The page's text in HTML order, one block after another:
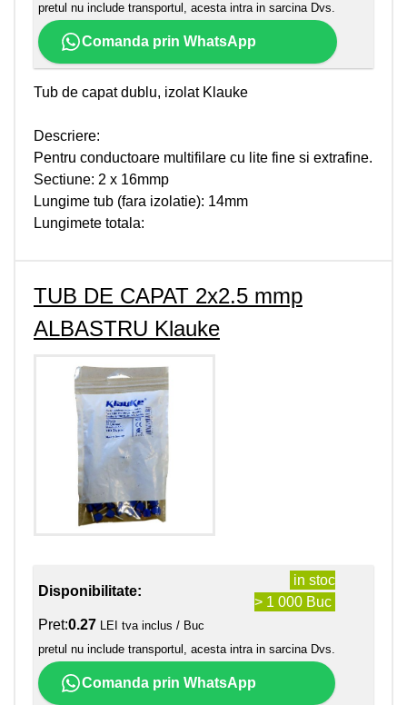
pretul nu include transportul, acesta intra in sarcina Dvs.
Comanda prin WhatsApp
Tub de capat dublu, izolat Klauke
Descriere:
Pentru conductoare multifilare cu lite fine si extrafine.
Sectiune: 2 x 16mmp
Lungime tub (fara izolatie): 14mm
Lungimete totala:
TUB DE CAPAT 2x2.5 mmp
ALBASTRU Klauke
Disponibilitate:
in stoc
> 1 000 Buc
Pret:0.27 LEI tva inclus / Buc
pretul nu include transportul, acesta intra in sarcina Dvs.
Comanda prin WhatsApp